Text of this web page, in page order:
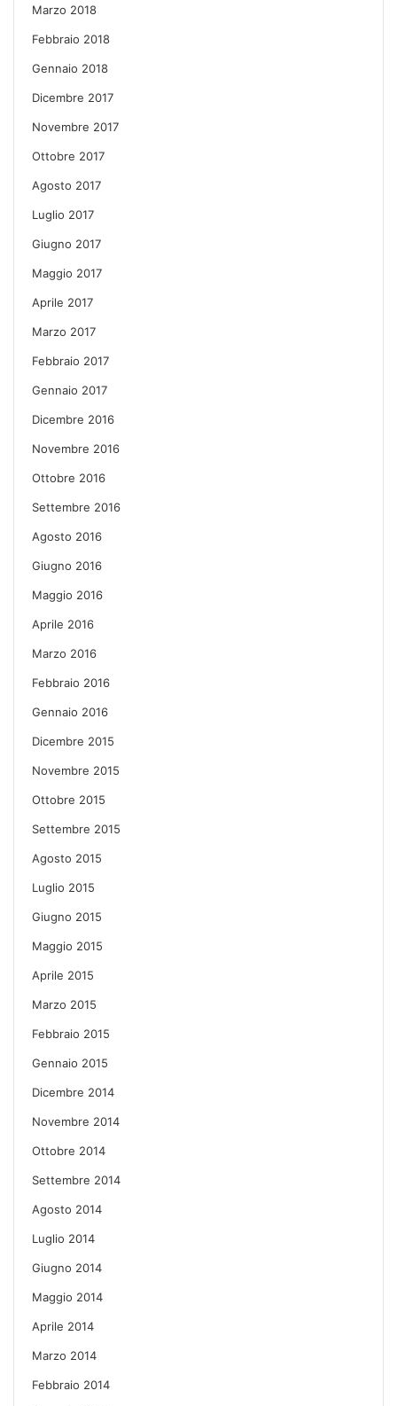
Marzo 2018
Febbraio 2018
Gennaio 2018
Dicembre 2017
Novembre 2017
Ottobre 2017
Agosto 2017
Luglio 2017
Giugno 2017
Maggio 2017
Aprile 2017
Marzo 2017
Febbraio 2017
Gennaio 2017
Dicembre 2016
Novembre 2016
Ottobre 2016
Settembre 2016
Agosto 2016
Giugno 2016
Maggio 2016
Aprile 2016
Marzo 2016
Febbraio 2016
Gennaio 2016
Dicembre 2015
Novembre 2015
Ottobre 2015
Settembre 2015
Agosto 2015
Luglio 2015
Giugno 2015
Maggio 2015
Aprile 2015
Marzo 2015
Febbraio 2015
Gennaio 2015
Dicembre 2014
Novembre 2014
Ottobre 2014
Settembre 2014
Agosto 2014
Luglio 2014
Giugno 2014
Maggio 2014
Aprile 2014
Marzo 2014
Febbraio 2014